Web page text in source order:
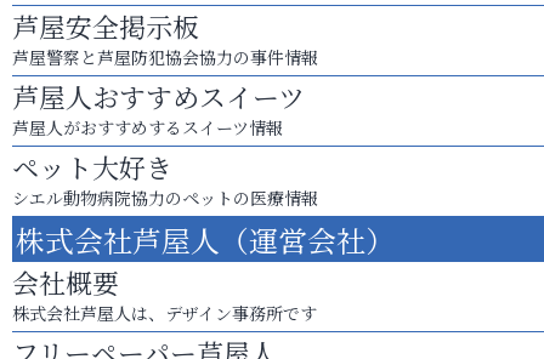
芦屋安全掲示板
芦屋警察と芦屋防犯協会協力の事件情報
芦屋人おすすめスイーツ
芦屋人がおすすめするスイーツ情報
ペット大好き
シエル動物病院協力のペットの医療情報
株式会社芦屋人（運営会社）
会社概要
株式会社芦屋人は、デザイン事務所です